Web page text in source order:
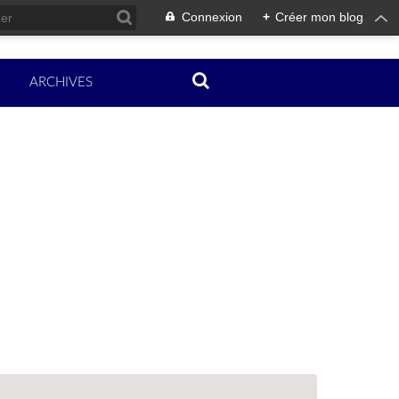
Connexion + Créer mon blog
ARCHIVES